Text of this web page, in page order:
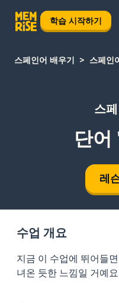
학습 시작하기
스페인어 배우기 스페인
스
단
레
수업 개요
지금 이 수업에 뛰어들
녀온 듯한 느낌일 거예요.